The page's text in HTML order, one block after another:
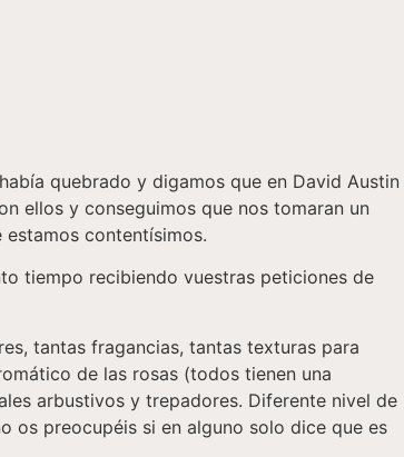
quebrado y digamos que en David Austin
ellos y conseguimos que nos tomaran un
estamos contentísimos.
tiempo recibiendo vuestras peticiones de
tantas fragancias, tantas texturas para
de las rosas (todos tienen una
arbustivos y trepadores. Diferente nivel de
os preocupéis si en alguno solo dice que es